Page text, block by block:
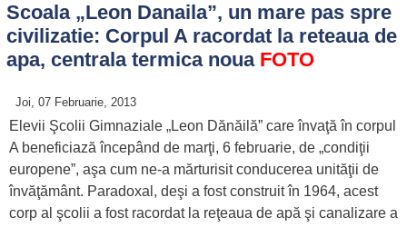
Scoala „Leon Danaila”, un mare pas spre
civilizatie: Corpul A racordat la reteaua de
apa, centrala termica noua FOTO
Joi, 07 Februarie, 2013
Elevii Şcolii Gimnaziale „Leon Dănăilă” care învaţă în corpul
A beneficiază începând de marţi, 6 februarie, de „condiţii
europene”, aşa cum ne-a mărturisit conducerea unităţii de
învăţământ. Paradoxal, deşi a fost construit în 1964, acest
corp al şcolii a fost racordat la reţeaua de apă şi canalizare a